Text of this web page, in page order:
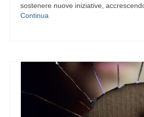
sostenere nuove iniziative,
Continua